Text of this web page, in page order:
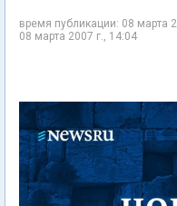
время публикации: 08 марта
08 марта 2007 г., 14:04